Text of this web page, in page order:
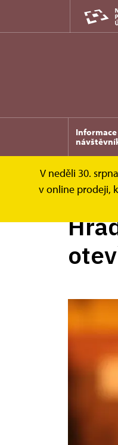
V neděli 30.
v online prodeji,
Jaroměřice